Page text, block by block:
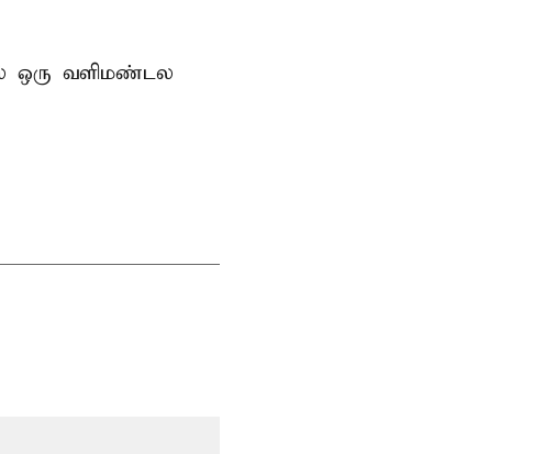
ஒரு வளிமண்டல